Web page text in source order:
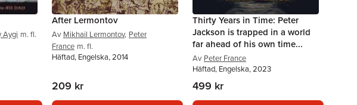
Aygi m. fl.
After Lermontov
Av Mikhail Lermontov, Peter
France m. fl.
Häftad, Engelska, 2014
209 kr
Thirty Years in Time: Peter
Jackson is trapped in a world
far ahead of his own time...
Av Peter France
Häftad, Engelska, 2023
499 kr